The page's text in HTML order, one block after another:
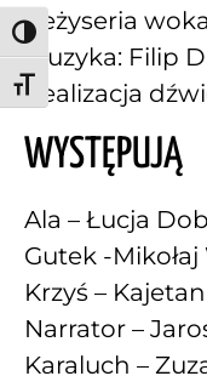
Toggle High Contrast
Toggle Font size
Reżyseria
Muzyka: Filip
Realizacja
WYSTĘPUJĄ
Ala – Łucja
Gutek -
Krzyś –
Narrator –
Karaluch –